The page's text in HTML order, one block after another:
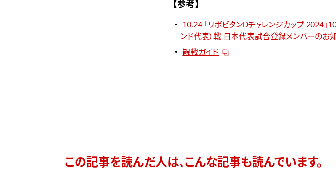
【参考】
10.24 「リポビタンDチャレンジカップ 2024」
ンド代表）戦 日本代表試合登録メンバーのお
観戦ガイド
この記事を読んだ人は、こんな記事も読んでいます。